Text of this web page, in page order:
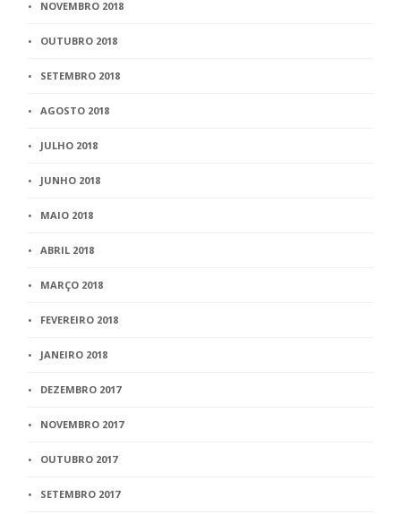
NOVEMBRO 2018
OUTUBRO 2018
SETEMBRO 2018
AGOSTO 2018
JULHO 2018
JUNHO 2018
MAIO 2018
ABRIL 2018
MARÇO 2018
FEVEREIRO 2018
JANEIRO 2018
DEZEMBRO 2017
NOVEMBRO 2017
OUTUBRO 2017
SETEMBRO 2017